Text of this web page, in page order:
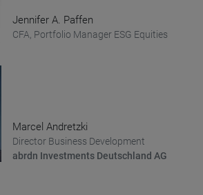
Jennifer A. Paffen
CFA, Portfolio Manager ESG Equities
Marcel Andretzki
Director Business Development
abrdn Investments Deutschland AG